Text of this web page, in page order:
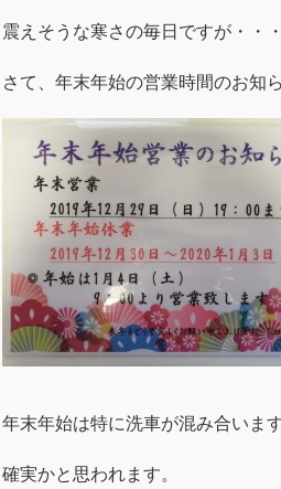
震えそうな寒さの毎日ですが・・
さて、年末年始の営業時間のお知
年末年始は特に洗車が混み合いま
確実かと思われます。